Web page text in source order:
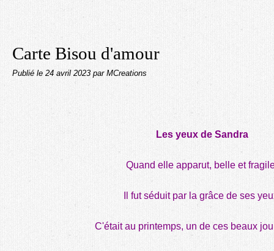
Carte Bisou d'amour
Publié le 24 avril 2023 par MCreations
Les yeux de Sandra
Quand elle apparut, belle et
Il fut séduit par la grâce de ses
C'était au printemps, un de ces beaux